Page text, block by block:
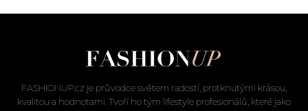
FASHIONUP.cz je průvodce světem radostí, protknutými krásou,
kvalitou a hodnotami. Tvoří ho tým lifestyle profesionálů, které jako